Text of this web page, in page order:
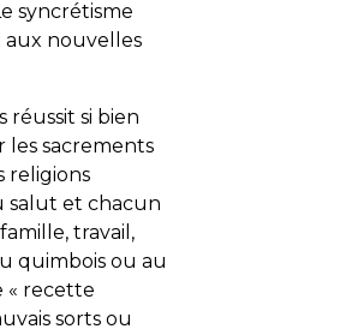
syncrétisme
nouvelles
réussit si bien
les sacrements
religions
salut et chacun
travail,
quimbois ou au
« recette
sorts ou